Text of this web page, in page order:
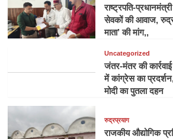
राष्ट्रपति-
सेवकों की आवाज,
माता’ की मांग,,
Uncategorized
जंतर-मंतर की
में कांग्रेस का
मोदी का पुतला दहन
रुद्रप्रयाग
राजकीय औद्योगिक